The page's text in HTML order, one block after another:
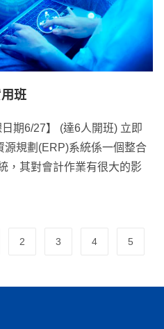
班
期6/27】 (達6人開班) 立即
源規劃(ERP)系統係一個整合
，其對會計作業有很大的影
2 3 4 5